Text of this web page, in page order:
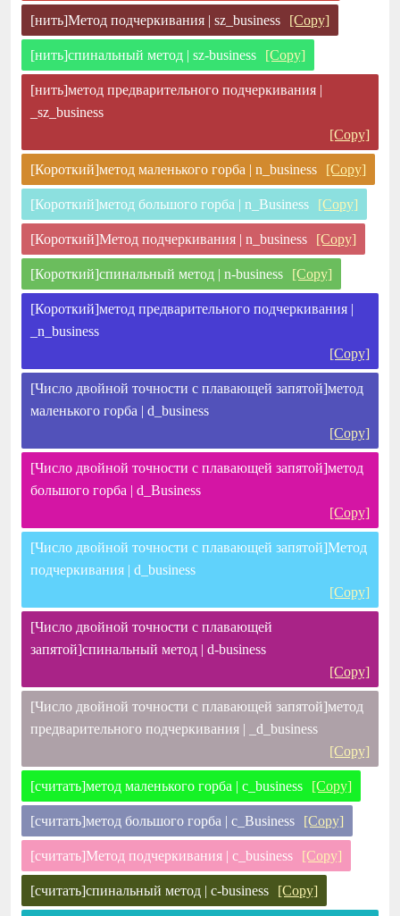
[нить]Метод подчеркивания | sz_business [Copy]
[нить]спинальный метод | sz-business [Copy]
[нить]метод предварительного подчеркивания |
_sz_business
[Copy]
[Короткий]метод маленького горба | n_business [Copy]
[Короткий]метод большого горба | n_Business [Copy]
[Короткий]Метод подчеркивания | n_business [Copy]
[Короткий]спинальный метод | n-business [Copy]
[Короткий]метод предварительного подчеркивания |
_n_business
[Copy]
[Число двойной точности с плавающей запятой]метод
маленького горба | d_business
[Copy]
[Число двойной точности с плавающей запятой]метод
большого горба | d_Business
[Copy]
[Число двойной точности с плавающей запятой]Метод
подчеркивания | d_business
[Copy]
[Число двойной точности с плавающей
запятой]спинальный метод | d-business
[Copy]
[Число двойной точности с плавающей запятой]метод
предварительного подчеркивания | _d_business
[Copy]
[считать]метод маленького горба | c_business [Copy]
[считать]метод большого горба | c_Business [Copy]
[считать]Метод подчеркивания | c_business [Copy]
[считать]спинальный метод | c-business [Copy]